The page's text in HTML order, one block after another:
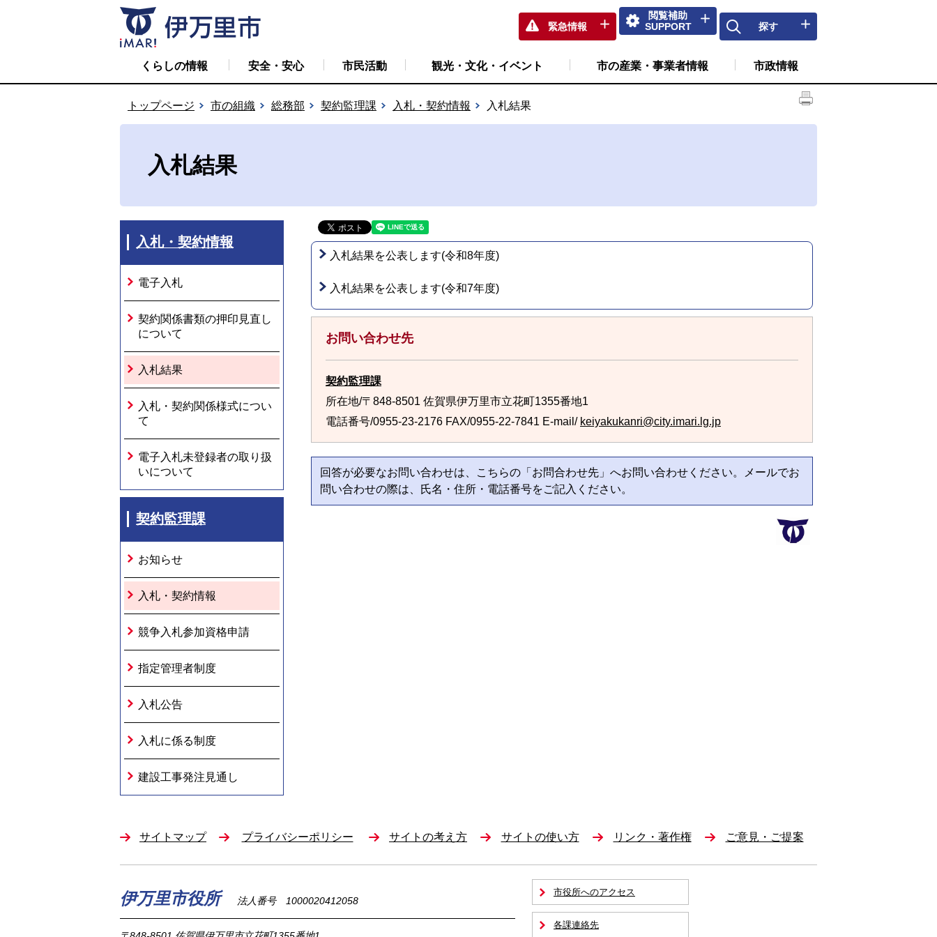
緊急情報
閲覧補助
SUPPORT
探す
くらしの情報 安全・安心 市民活動 観光・文化・イベント 市の産業・事業者情報 市政情報
トップページ 市の組織 総務部 契約監理課 入札・契約情報 入札結果
入札結果
入札・契約情報
電子入札
契約関係書類の押印見直し
について
入札結果
入札・契約関係様式につい
て
電子入札未登録者の取り扱
いについて
契約監理課
お知らせ
入札・契約情報
競争入札参加資格申請
指定管理者制度
入札公告
入札に係る制度
建設工事発注見通し
入札結果を公表します(令和8年度)
入札結果を公表します(令和7年度)
お問い合わせ先
契約監理課
所在地/〒848-8501 佐賀県伊万里市立花町1355番地1
電話番号/0955-23-2176 FAX/0955-22-7841 E-mail/ keiyakukanri@city.imari.lg.jp
回答が必要なお問い合わせは、こちらの「お問合わせ先」へお問い合わせください。メールでお
問い合わせの際は、氏名・住所・電話番号をご記入ください。
サイトマップ プライバシーポリシー サイトの考え方 サイトの使い方 リンク・著作権 ご意見・ご提案
伊万里市役所 法人番号 1000020412058
市役所へのアクセス
各課連絡先